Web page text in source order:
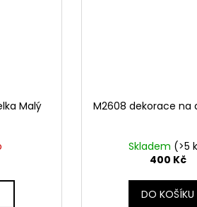
Malý
M2608 dekorace na
Skladem (>5
400 Kč
DO KOŠÍKU